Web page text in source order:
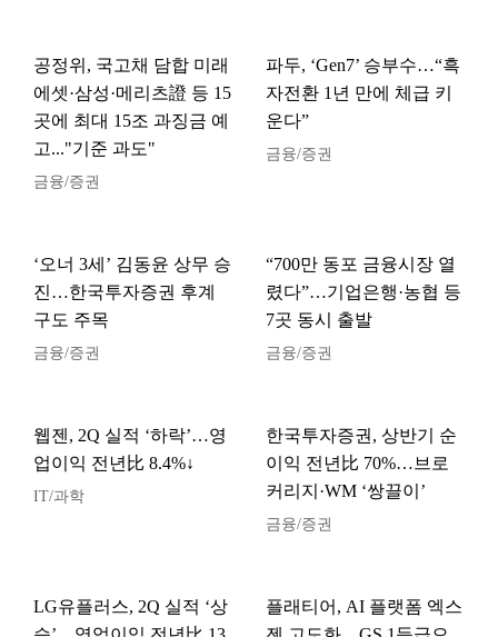
공정위, 국고채 담합 미래
에셋·삼성·메리츠證 등 15
곳에 최대 15조 과징금 예
고..."기준 과도"
금융/증권
파두, ‘Gen7’ 승부수…“흑
자전환 1년 만에 체급 키
운다”
금융/증권
‘오너 3세’ 김동윤 상무 승
진…한국투자증권 후계
구도 주목
금융/증권
“700만 동포 금융시장 열
렸다”…기업은행·농협 등
7곳 동시 출발
금융/증권
웹젠, 2Q 실적 ‘하락’…영
업이익 전년比 8.4%↓
IT/과학
한국투자증권, 상반기 순
이익 전년比 70%…브로
커리지·WM ‘쌍끌이’
금융/증권
LG유플러스, 2Q 실적 ‘상
플래티어, AI 플랫폼 엑스